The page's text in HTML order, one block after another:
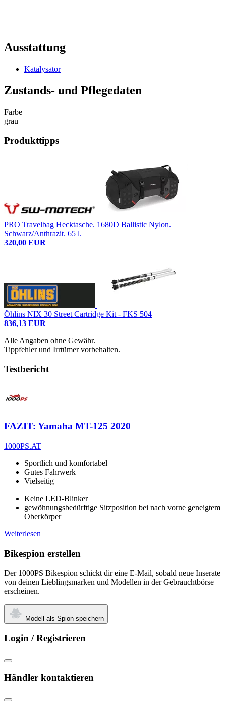
Ausstattung
Katalysator
Zustands- und Pflegedaten
Farbe
grau
Produkttipps
PRO Travelbag Hecktasche. 1680D Ballistic Nylon.
Schwarz/Anthrazit. 65 l.
320,00 EUR
Öhlins NIX 30 Street Cartridge Kit - FKS 504
836,13 EUR
Alle Angaben ohne Gewähr.
Tippfehler und Irrtümer vorbehalten.
Testbericht
FAZIT: Yamaha MT-125 2020
1000PS.AT
Sportlich und komfortabel
Gutes Fahrwerk
Vielseitig
Keine LED-Blinker
gewöhnungsbedürftige Sitzposition bei nach vorne geneigtem
Oberkörper
Weiterlesen
Bikespion erstellen
Der 1000PS Bikespion schickt dir eine E-Mail, sobald neue Inserate
von deinen Lieblingsmarken und Modellen in der Gebrauchtbörse
erscheinen.
Modell als Spion speichern
Login / Registrieren
Händler kontaktieren